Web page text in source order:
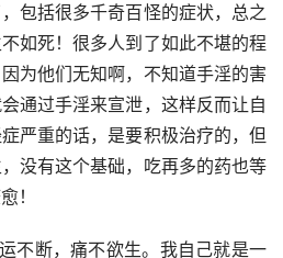
包括很多千奇百怪的症状，总之
如死！很多人到了如此不堪的程
为他们无知啊，不知道手淫的害
通过手淫来宣泄，这样反而让自
严重的话，是要积极治疗的，但
没有这个基础，吃再多的药也等
！
不断，痛不欲生。我自己就是一